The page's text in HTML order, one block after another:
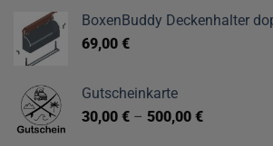
Die
BoxenBuddy Deckenhalter
69,00 €
Gutscheinkarte
30,00 € – 500,00 €